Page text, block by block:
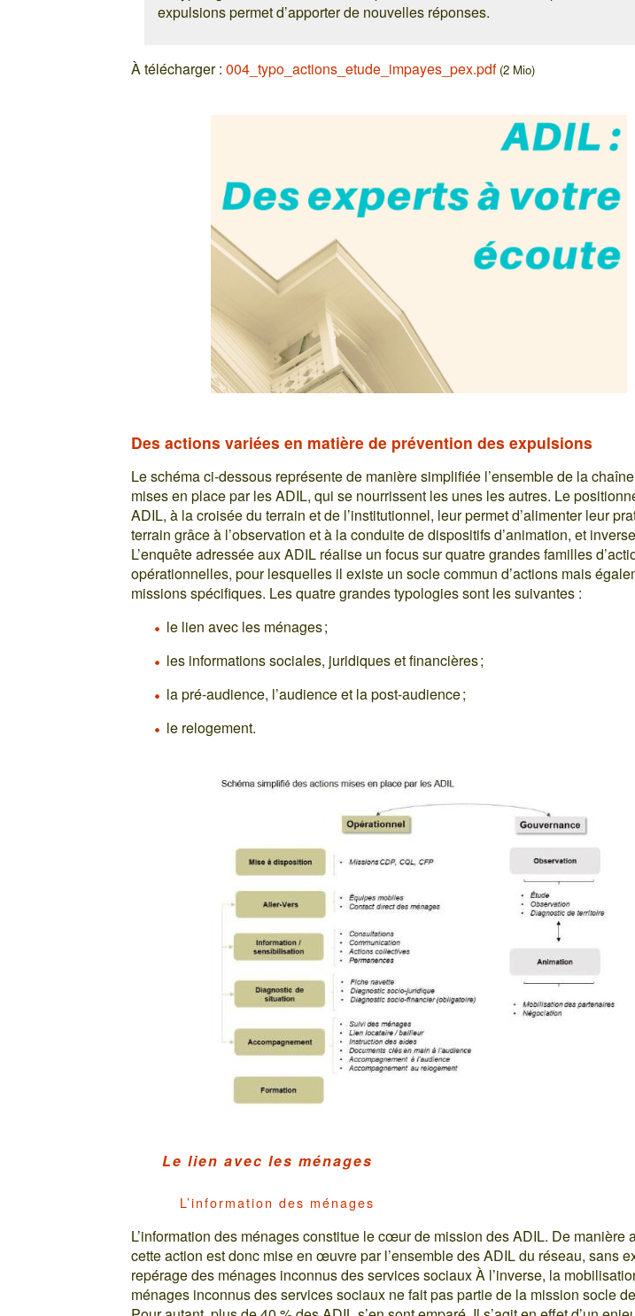
expulsions permet d’apporter de nouvelles réponses.
À télécharger :004_typo_actions_etude_impayes_pex.pdf (2 Mio)
Des actions variées en matière de prévention des expulsions
Le schéma ci-dessous représente de manière simplifiée l’ensemble de la
mises en place par les ADIL, qui se nourrissent les unes les autres. Le
ADIL, à la croisée du terrain et de l’institutionnel, leur permet d’alimenter leur
terrain grâce à l’observation et à la conduite de dispositifs d’animation, et
L’enquête adressée aux ADIL réalise un focus sur quatre grandes familles
opérationnelles, pour lesquelles il existe un socle commun d’actions mais
missions spécifiques. Les quatre grandes typologies sont les suivantes :
le lien avec les ménages ;
les informations sociales, juridiques et financières ;
la pré-audience, l’audience et la post-audience ;
le relogement.
Le lien avec les ménages
L’information des ménages
L’information des ménages constitue le cœur de mission des ADIL. De manière
cette action est donc mise en œuvre par l’ensemble des ADIL du réseau, sans
repérage des ménages inconnus des services sociaux À l’inverse, la
ménages inconnus des services sociaux ne fait pas partie de la mission socle